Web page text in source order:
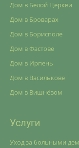
Дом в Белой Церкви
Дом в Броварах
Дом в Борисполе
Дом в Фастове
Дом в Ирпень
Дом в Василькове
Дом в Вишнёвом
Услуги
Уход за больными